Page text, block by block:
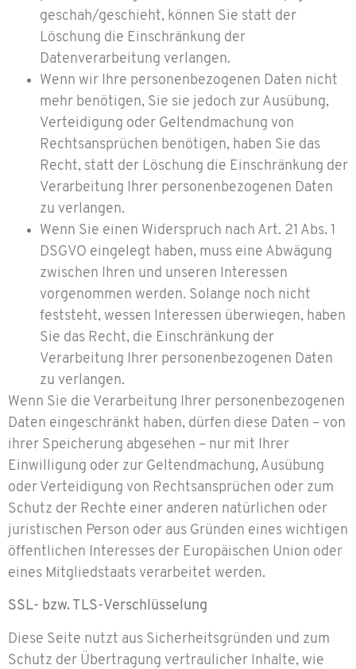
geschah/geschieht, können Sie statt der
Löschung die Einschränkung der
Datenverarbeitung verlangen.
Wenn wir Ihre personenbezogenen Daten nicht
mehr benötigen, Sie sie jedoch zur Ausübung,
Verteidigung oder Geltendmachung von
Rechtsansprüchen benötigen, haben Sie das
Recht, statt der Löschung die Einschränkung der
Verarbeitung Ihrer personenbezogenen Daten
zu verlangen.
Wenn Sie einen Widerspruch nach Art. 21 Abs. 1
DSGVO eingelegt haben, muss eine Abwägung
zwischen Ihren und unseren Interessen
vorgenommen werden. Solange noch nicht
feststeht, wessen Interessen überwiegen, haben
Sie das Recht, die Einschränkung der
Verarbeitung Ihrer personenbezogenen Daten
zu verlangen.
Wenn Sie die Verarbeitung Ihrer personenbezogenen
Daten eingeschränkt haben, dürfen diese Daten – von
ihrer Speicherung abgesehen – nur mit Ihrer
Einwilligung oder zur Geltendmachung, Ausübung
oder Verteidigung von Rechtsansprüchen oder zum
Schutz der Rechte einer anderen natürlichen oder
juristischen Person oder aus Gründen eines wichtigen
öffentlichen Interesses der Europäischen Union oder
eines Mitgliedstaats verarbeitet werden.
SSL- bzw. TLS-Verschlüsselung
Diese Seite nutzt aus Sicherheitsgründen und zum
Schutz der Übertragung vertraulicher Inhalte, wie